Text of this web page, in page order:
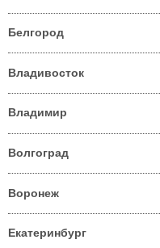
Белгород
Владивосток
Владимир
Волгоград
Воронеж
Екатеринбург